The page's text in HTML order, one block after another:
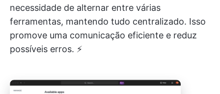
necessidade de alternar entre várias
ferramentas, mantendo tudo centralizado. Isso
promove uma comunicação eficiente e reduz
possíveis erros. ⚡